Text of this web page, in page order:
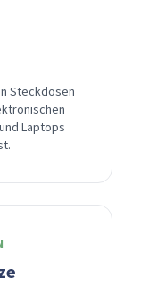
Steckdosen
Laptops